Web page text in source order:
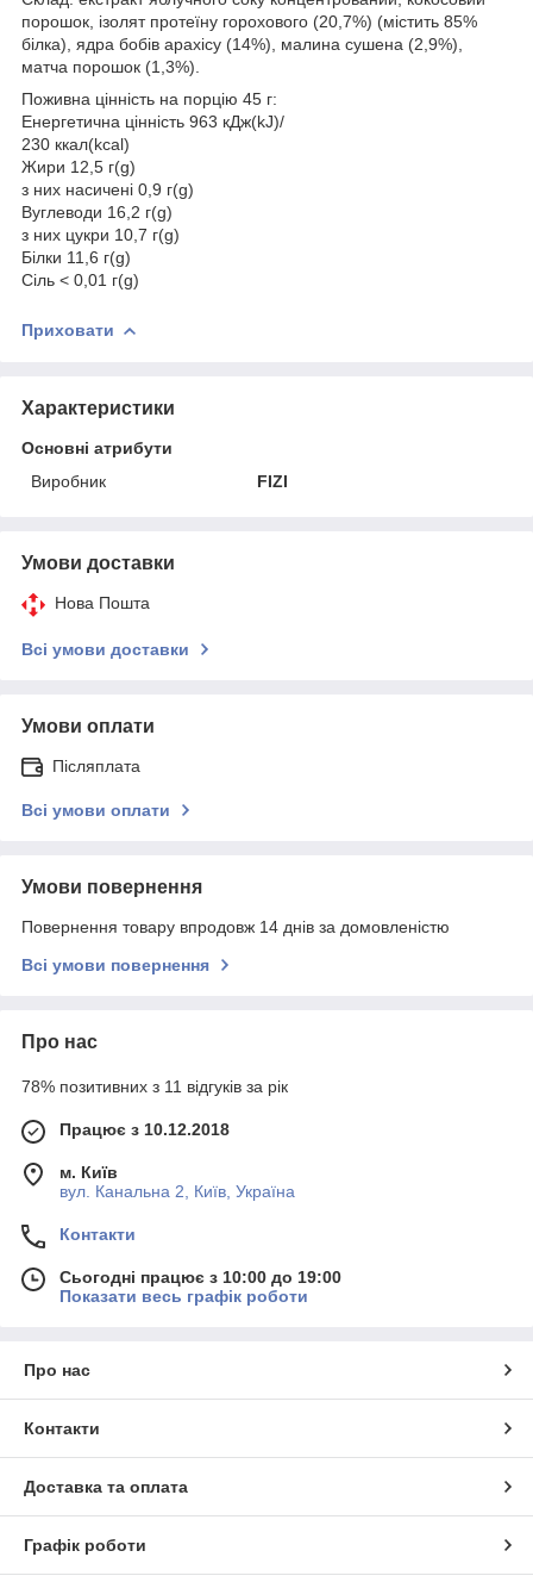
порошок, ізолят протеїну горохового (20,7%) (містить 85%
білка), ядра бобів арахісу (14%), малина сушена (2,9%),
матча порошок (1,3%).
Поживна цінність на порцію 45 г:
Енергетична цінність 963 кДж(kJ)/
230 ккал(kcal)
Жири 12,5 г(g)
з них насичені 0,9 г(g)
Вуглеводи 16,2 г(g)
з них цукри 10,7 г(g)
Білки 11,6 г(g)
Сіль < 0,01 г(g)
Приховати
Характеристики
Основні атрибути
Виробник
FIZI
Умови доставки
Нова Пошта
Всі умови доставки
Умови оплати
Післяплата
Всі умови оплати
Умови повернення
Повернення товару впродовж 14 днів за домовленістю
Всі умови повернення
Про нас
78% позитивних з 11 відгуків за рік
Працює з 10.12.2018
м. Київ
вул. Канальна 2, Київ, Україна
Контакти
Сьогодні працює з 10:00 до 19:00
Показати весь графік роботи
Про нас
Контакти
Доставка та оплата
Графік роботи